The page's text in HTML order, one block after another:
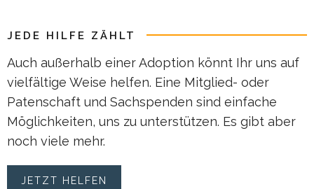
JEDE HILFE ZÄHLT
Auch außerhalb einer Adoption könnt Ihr uns auf
vielfältige Weise helfen. Eine Mitglied- oder
Patenschaft und Sachspenden sind einfache
Möglichkeiten, uns zu unterstützen. Es gibt aber
noch viele mehr.
JETZT HELFEN